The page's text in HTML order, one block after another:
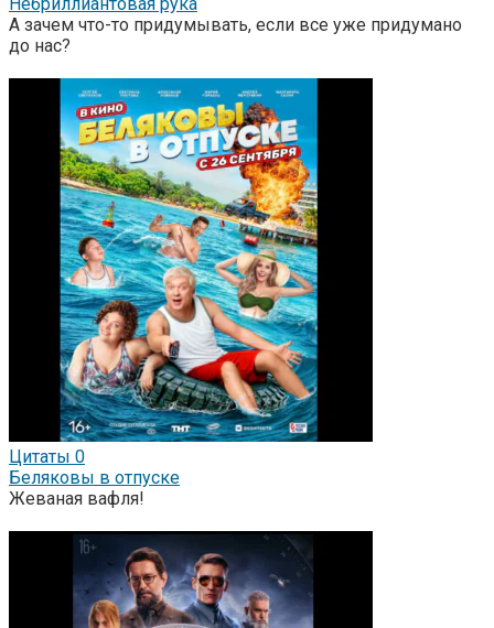
А зачем что-то придумывать, если все уже придумано
до нас?
Цитаты 0
Беляковы в отпуске
Жеваная вафля!